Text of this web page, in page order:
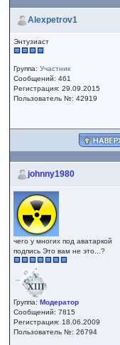
Alexpetrov1
Энтузиаст
Группа:Участник
Сообщений: 461
Регистрация: 29.09.2015
Пользователь №: 42919
johnny1980
чего у многих под аватаркой
подпись Это вам не это...?
Группа:Модератор
Сообщений: 7815
Регистрация: 18.06.2009
Пользователь №: 26794